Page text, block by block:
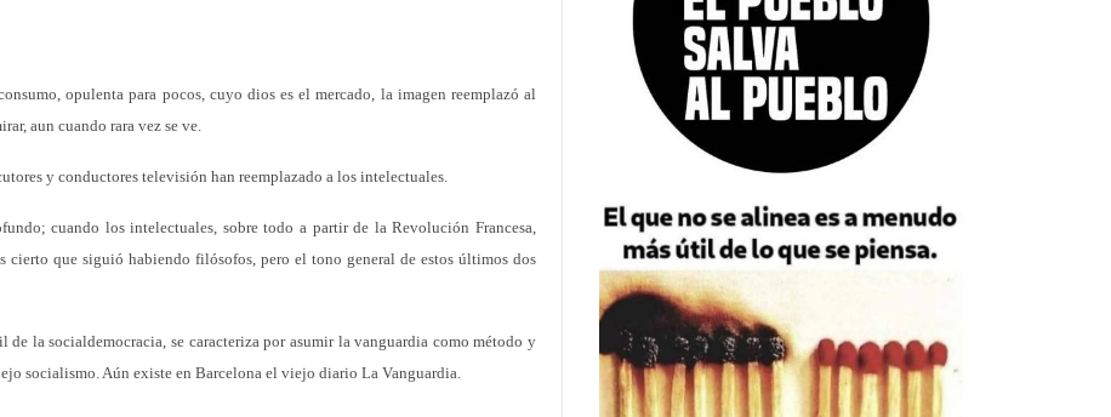
opulenta para pocos, cuyo dios es el mercado, la imagen reemplazó al
aun cuando rara vez se ve.
y conductores televisión han reemplazado a los intelectuales.
cuando los intelectuales, sobre todo a partir de la Revolución Francesa,
cierto que siguió habiendo filósofos, pero el tono general de estos últimos dos
de la socialdemocracia, se caracteriza por asumir la vanguardia como método y
socialismo. Aún existe en Barcelona el viejo diario La Vanguardia.